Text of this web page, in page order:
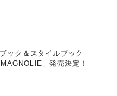
ック＆スタイルブック
」発売決定！